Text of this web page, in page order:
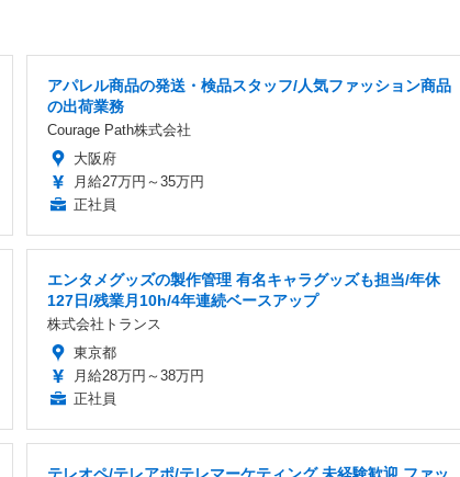
アパレル商品の発送・検品スタッフ/人気ファッション商品
の出荷業務
Courage Path株式会社
大阪府
月給27万円～35万円
正社員
エンタメグッズの製作管理 有名キャラグッズも担当/年休
127日/残業月10h/4年連続ベースアップ
株式会社トランス
東京都
月給28万円～38万円
正社員